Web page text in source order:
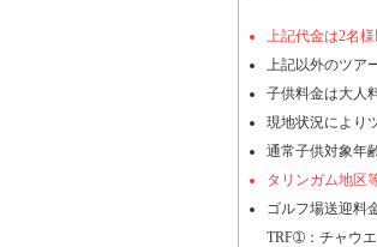
上記代金は2名
上記以外のツア
子供料金は大人
現地状況により
通常子供対象年
タリンガム地区
ゴルフ場送迎料
TRF➀：チャウ